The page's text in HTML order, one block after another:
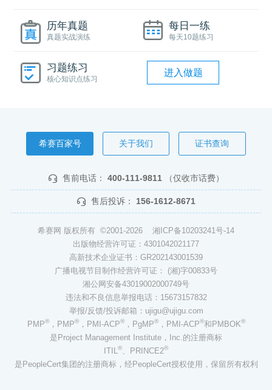
历年真题
真题实战演练
每日一练
每天10题练习
习题练习
核心知识点练习
进入做题
希赛百家号 关于我们 证书查询
售前电话： 400-111-9811 （仅收市话费）
售后投诉： 156-1612-8671
希赛网 版权所有 ©2001-2026 湘ICP备10203241号-14
出版物经营许可证：4301042021177
高新技术企业证书：GR202143001539
广播电视节目制作经营许可证： (湘)字00833号
湘公网安备43019002000749号
违法和不良信息举报电话：15673157832
举报/反馈/投诉邮箱：ujigu@ujigu.com
PMP®，PMP®，PMI-ACP®，PgMP®，PMI-ACP®和PMBOK®
是Project Management Institute，Inc.的注册商标
ITIL
® 、PRINCE2®
是PeopleCert集团的注册商标，经PeopleCert授权使用，保留所有权利